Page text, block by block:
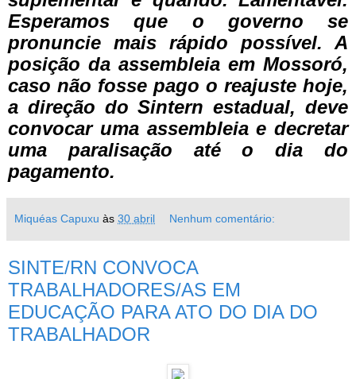
Esperamos que o governo se
pronuncie mais rápido possível. A
posição da assembleia em Mossoró,
caso não fosse pago o reajuste hoje,
a direção do Sintern estadual, deve
convocar uma assembleia e decretar
uma paralisação até o dia do
pagamento.
Miquéas Capuxu às 30 abril Nenhum comentário:
SINTE/RN CONVOCA
TRABALHADORES/AS EM
EDUCAÇÃO PARA ATO DO DIA DO
TRABALHADOR